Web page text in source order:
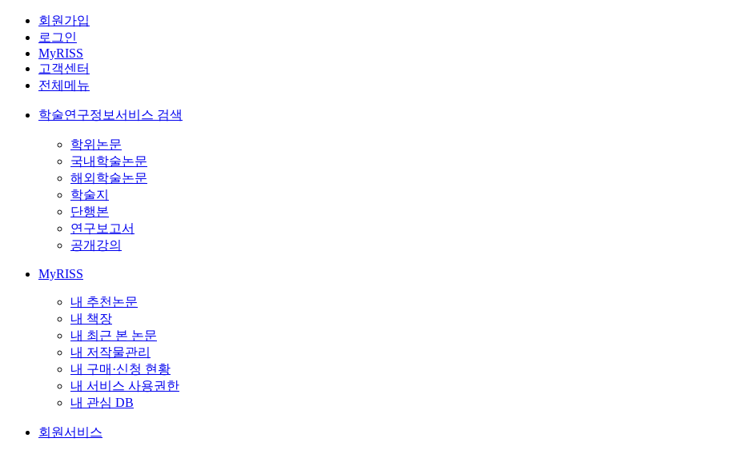
회원가입
로그인
MyRISS
고객센터
전체메뉴
학술연구정보서비스 검색
학위논문
국내학술논문
해외학술논문
학술지
단행본
연구보고서
공개강의
MyRISS
내 추천논문
내 책장
내 최근 본 논문
내 저작물관리
내 구매·신청 현황
내 서비스 사용권한
내 관심 DB
회원서비스